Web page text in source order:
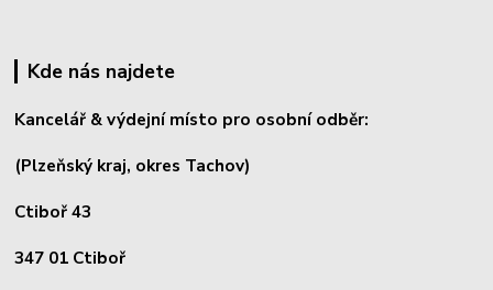
Kde nás najdete
Kancelář & výdejní místo pro osobní odběr:
(Plzeňský kraj, okres Tachov)
Ctiboř 43
347 01 Ctiboř